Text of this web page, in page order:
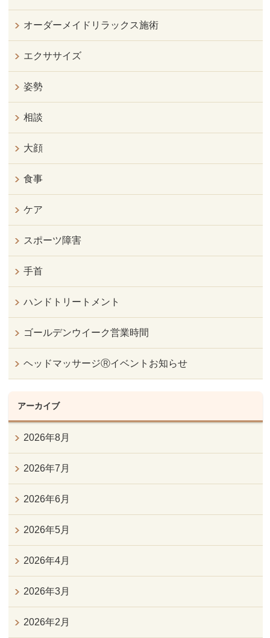
オーダーメイドリラックス施術
エクササイズ
姿勢
相談
大顔
食事
ケア
スポーツ障害
手首
ハンドトリートメント
ゴールデンウイーク営業時間
ヘッドマッサージⓇイベントお知らせ
アーカイブ
2026年8月
2026年7月
2026年6月
2026年5月
2026年4月
2026年3月
2026年2月